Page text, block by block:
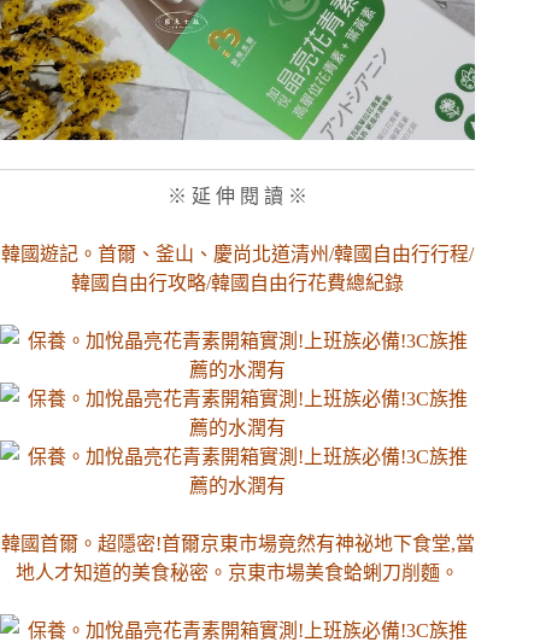
※ 延 伸 閱 讀 ※
韓國遊記。首爾、釜山、慶尚北道清州/韓國自由行行程/
韓國自由行攻略/韓國自由行花費總紀錄
韓國首爾。超隱密!首爾京東市場竟然有神祕地下食堂,當
地人才知道的美食秘密。京東市場美食蛤蜊刀削麵。